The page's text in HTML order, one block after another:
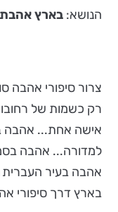
הנושא: בארץ
צרור סיפורי אהבה
רק כשמות של
אישה אחת... אהבה
למדורה... אהבה
אהבה בעיר העברית
בארץ דרך סיפורי